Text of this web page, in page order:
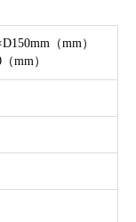
（mm）
mm）